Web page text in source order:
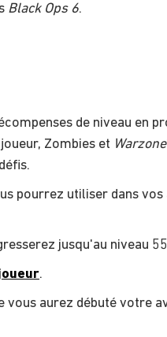
Black Ops 6.
de niveau en
Zombies et Warzone
pourrez utiliser dans
jusqu'au niveau
.
aurez débuté votre